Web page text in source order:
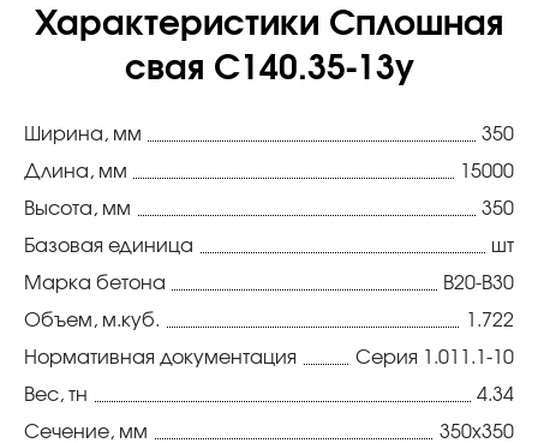
Характеристики Сплошная
свая С140.35-13у
Ширина, мм
350
Длина, мм
15000
Высота, мм
350
Базовая единица
шт
Марка бетона
В20-В30
Объем, м.куб.
1.722
Нормативная документация
Серия 1.011.1-10
Вес, тн
4.34
Сечение, мм
350х350